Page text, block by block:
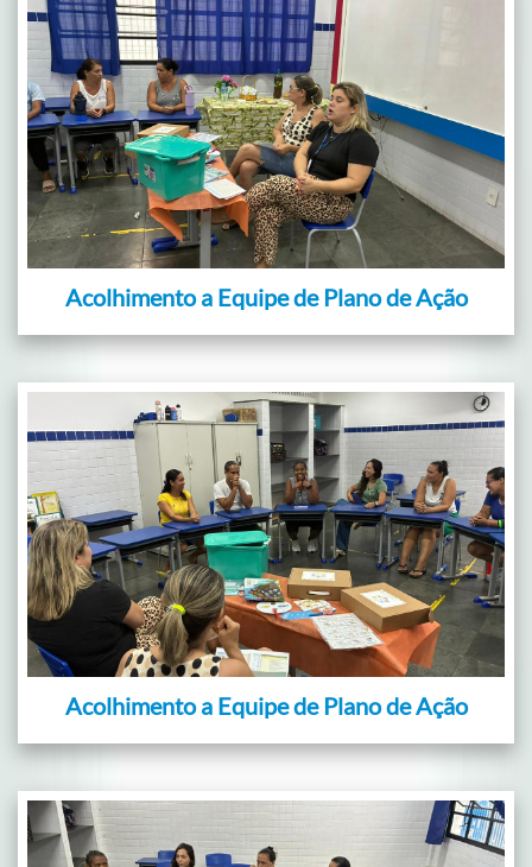
Acolhimento a Equipe de Plano de Ação
Acolhimento a Equipe de Plano de Ação